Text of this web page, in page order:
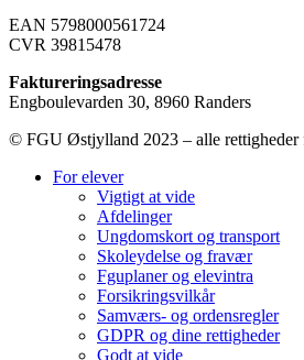
EAN 5798000561724
CVR 39815478
Faktureringsadresse
Engboulevarden 30, 8960 Randers
© FGU Østjylland 2023 – alle rettigheder
For elever
Vigtigt at vide
Afdelinger
Ungdomskort og transport
Skoleydelse og fravær
Fguplaner og elevintra
Forsikringsvilkår
Samværs- og ordensregler
GDPR og dine rettigheder
Godt at vide